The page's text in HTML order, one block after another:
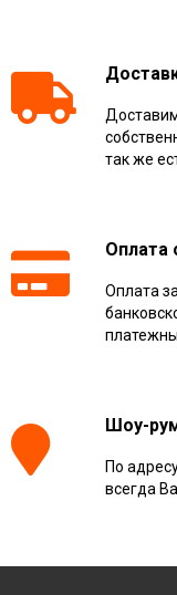
так же
Оплата
Оплата
Шоу-
По
всегда